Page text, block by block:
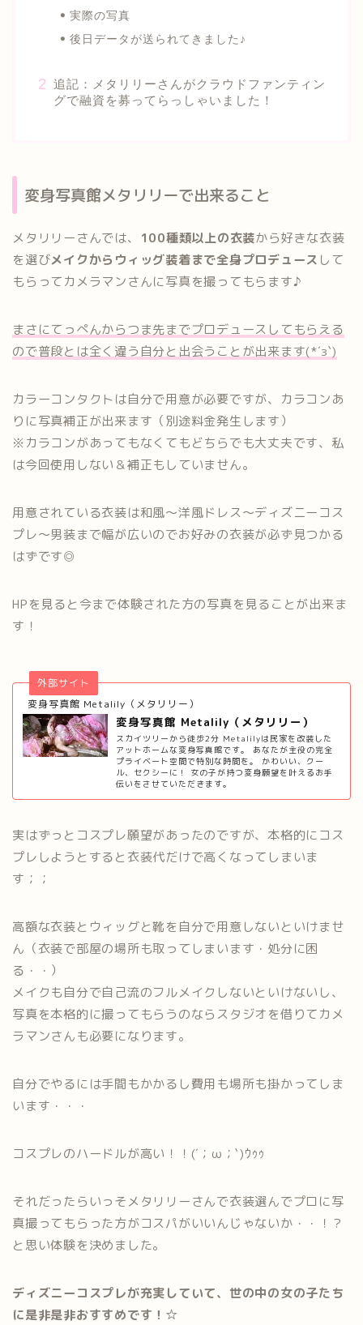
実際の写真
後日データが送られてきました♪
追記：メタリリーさんがクラウドファンティン
グで融資を募ってらっしゃいました！
変身写真館メタリリーで出来ること
メタリリーさんでは、 100種類以上の衣装から好きな衣装
を選びメイクからウィッグ装着まで全身プロデュース して
もらってカメラマンさんに写真を撮ってもらます♪
まさにてっぺんからつま先までプロデュースしてもらえる
ので普段とは全く違う自分と出会うことが出来ます(*´з`)
カラーコンタクトは自分で用意が必要ですが、カラコンあ
りに写真補正が出来ます（別途料金発生します）
※カラコンがあってもなくてもどちらでも大丈夫です、私
は今回使用しない＆補正もしていません。
用意されている衣装は和風～洋風ドレス～ディズニーコス
プレ～男装まで幅が広いのでお好みの衣装が必ず見つかる
はずです◎
HPを見ると今まで体験された方の写真を見ることが出来ま
す！
変身写真館 Metalily（メタリリー）
外部サイト
変身写真館 Metalily（メタリリー）
スカイツリーから徒歩2分 Metalilyは民家を改装した
アットホームな変身写真館です。 あなたが主役の完全
プライベート空間で特別な時間を。 かわいい、クー
ル、セクシーに！ 女の子が持つ変身願望を叶えるお手
伝いをさせていただきます。
実はずっとコスプレ願望があったのですが、本格的にコス
プレしようとすると衣装代だけで高くなってしまいま
す；；
高額な衣装とウィッグと靴を自分で用意しないといけませ
ん（衣装で部屋の場所も取ってしまいます・処分に困
る・・）
メイクも自分で自己流のフルメイクしないといけないし、
写真を本格的に撮ってもらうのならスタジオを借りてカメ
ラマンさんも必要になります。
自分でやるには手間もかかるし費用も場所も掛かってしま
います・・・
コスプレのハードルが高い！！(´；ω；`)ｳｩｩ
それだったらいっそメタリリーさんで衣装選んでプロに写
真撮ってもらった方がコスパがいいんじゃないか・・！？
と思い体験を決めました。
ディズニーコスプレが充実していて、世の中の女の子たち
に是非是非おすすめです！☆